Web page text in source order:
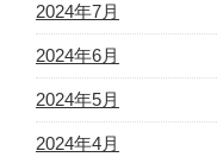
2024年7月
2024年6月
2024年5月
2024年4月